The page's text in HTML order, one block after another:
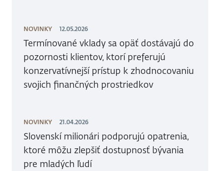
NOVINKY 12.05.2026
Termínované vklady sa opäť dostávajú do
pozornosti klientov, ktorí preferujú
konzervatívnejší prístup k zhodnocovaniu
svojich finančných prostriedkov
NOVINKY 21.04.2026
Slovenskí milionári podporujú opatrenia,
ktoré môžu zlepšiť dostupnosť bývania
pre mladých ľudí